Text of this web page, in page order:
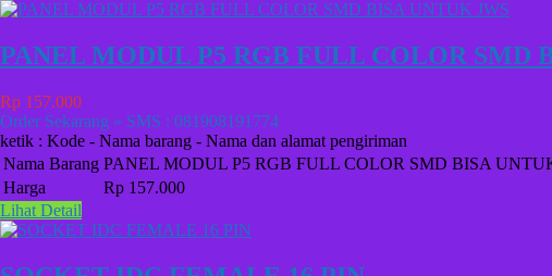
PANEL MODUL P5 RGB FULL COLOR SMD
Rp 157.000
Order Sekarang » SMS : 081908191774
ketik : Kode - Nama barang - Nama dan alamat pengiriman
Nama Barang PANEL MODUL P5 RGB FULL COLOR SMD BISA
Harga
Rp 157.000
Lihat Detail